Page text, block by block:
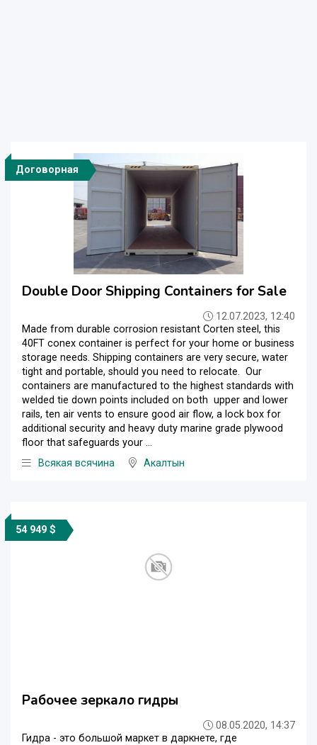
Договорная
Double Door Shipping Containers for Sale
12.07.2023, 12:40
Made from durable corrosion resistant Corten steel, this
40FT conex container is perfect for your home or business
storage needs. Shipping containers are very secure, water
tight and portable, should you need to relocate. Our
containers are manufactured to the highest standards with
welded tie down points included on both upper and lower
rails, ten air vents to ensure good air flow, a lock box for
additional security and heavy duty marine grade plywood
floor that safeguards your ...
Всякая всячина
Акалтын
54 949 $
Рабочее зеркало гидры
08.05.2020, 14:37
Гидра - это большой маркет в даркнете, где